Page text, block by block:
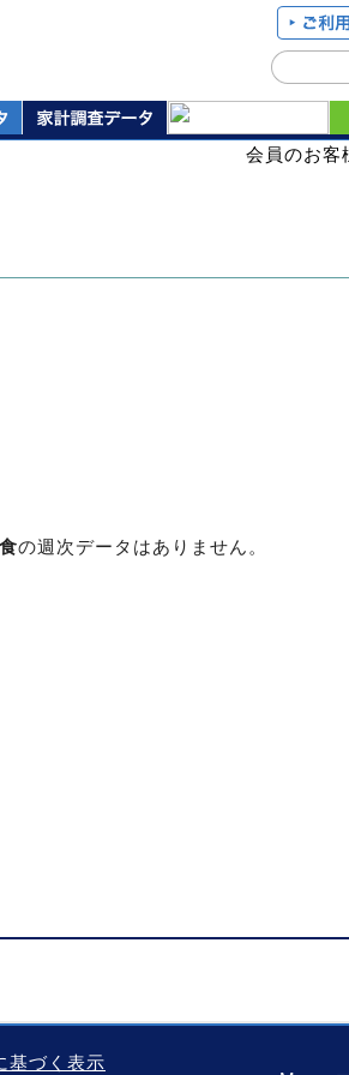
会員のお客
の週次データはありません。
基づく表示